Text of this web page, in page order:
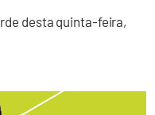
desta quinta-feira,